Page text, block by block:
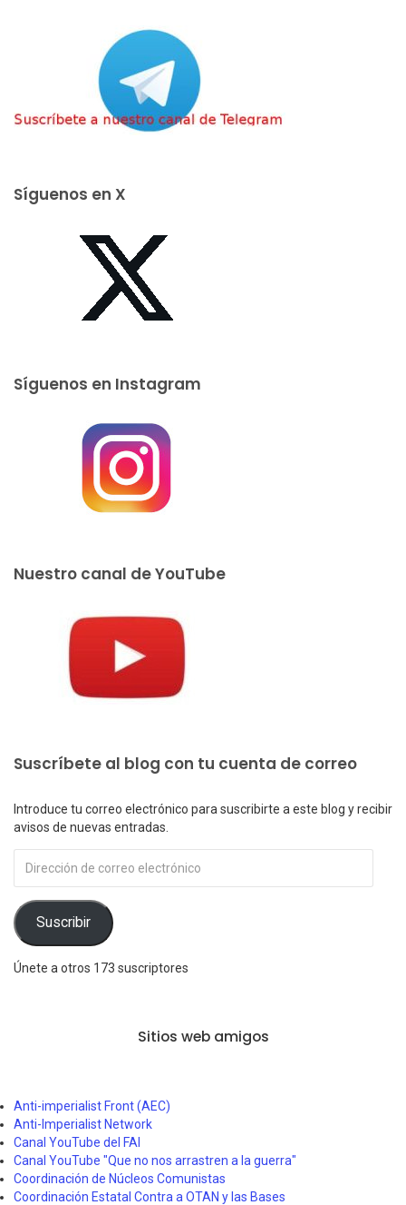
Síguenos en X
Síguenos en Instagram
Nuestro canal de YouTube
Suscríbete al blog con tu cuenta de correo
Introduce tu correo electrónico para suscribirte a este blog y recibir
avisos de nuevas entradas.
de
correo
electrónico
Suscribir
Únete a otros 173 suscriptores
Sitios web amigos
Anti-imperialist Front (AEC)
Anti-Imperialist Network
Canal YouTube del FAI
Canal YouTube "Que no nos arrastren a la guerra"
Coordinación de Núcleos Comunistas
Coordinación Estatal Contra a OTAN y las Bases